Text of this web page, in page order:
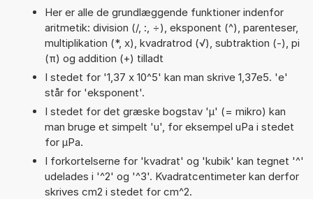
Her er alle de grundlæggende funktioner indenfor
aritmetik: division (/, :, ÷), eksponent (^), parenteser,
multiplikation (*, x), kvadratrod (√), subtraktion (-), pi
(π) og addition (+) tilladt
I stedet for '1,37 x 10^5' kan man skrive 1,37e5. 'e'
står for 'eksponent'.
I stedet for det græske bogstav 'µ' (= mikro) kan
man bruge et simpelt 'u', for eksempel uPa i stedet
for µPa.
I forkortelserne for 'kvadrat' og 'kubik' kan tegnet '^'
udelades i '^2' og '^3'. Kvadratcentimeter kan derfor
skrives cm2 i stedet for cm^2.